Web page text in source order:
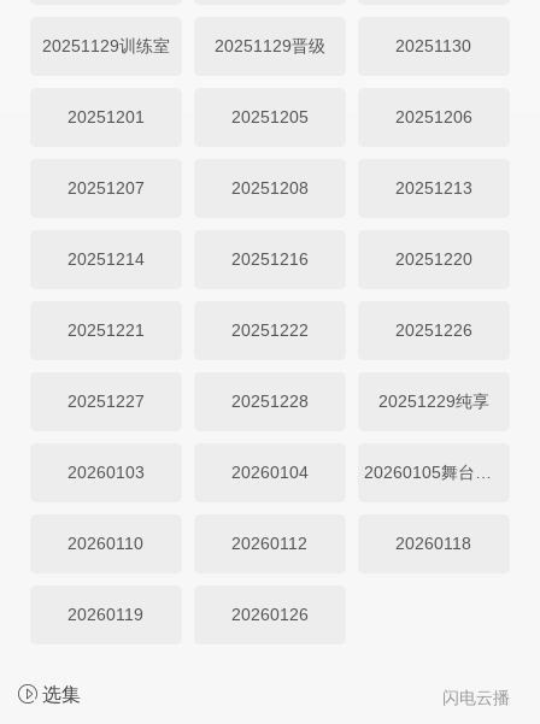
20251129训练室 20251129晋级 20251130
20251201 20251205 20251206
20251207 20251208 20251213
20251214 20251216 20251220
20251221 20251222 20251226
20251227 20251228 20251229纯享
20260103 20260104
20260110 20260112 20260118
20260119 20260126
闪电云播
选集